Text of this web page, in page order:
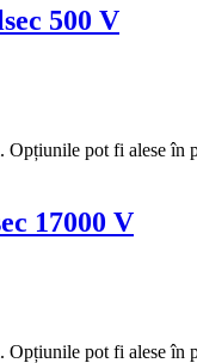
500 V
Opțiunile pot fi alese în
17000 V
Opțiunile pot fi alese în